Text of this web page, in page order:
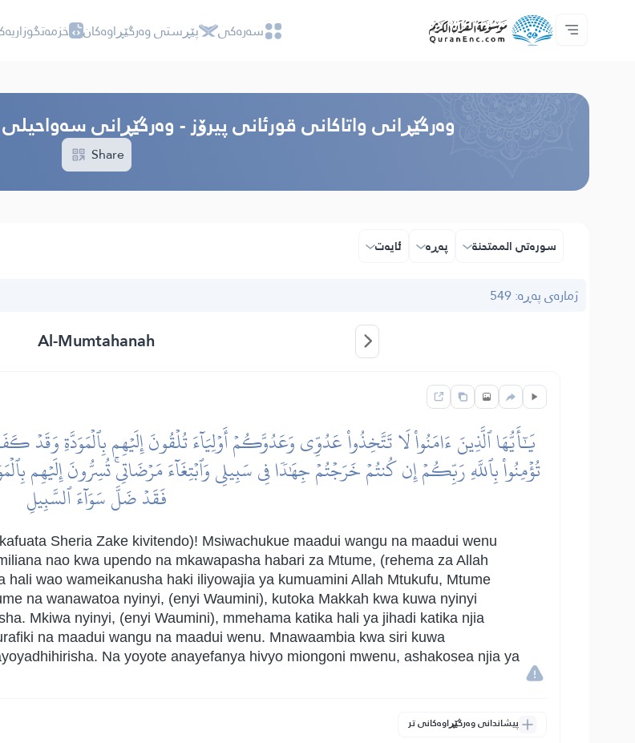
سه‌ره‌كی
پێڕستی وه‌رگێڕاوه‌كان
Audio
خزمەتگوزاریەکانی پەرەپێدەران - API
دەربارەی پرۆژە
په‌یوه‌ندیمان پێوه‌ بكه‌
زمان سه‌ره‌كی پێڕستی وه‌رگێڕاوه‌كان
وه‌رگێڕانی واتاکانی قورئانی پیرۆز - وەرگێڕانی
Share
سوره‌تی الممتحنة پەڕە ئایه‌ت
ژمارەی پەڕە: 549
Al-Mumtahanah
يَٰٓأَيُّهَا ٱلَّذِينَ ءَامَنُواْ لَا تَتَّخِذُواْ عَدُوِّي وَعَدُوَّكُمۡ أَوۡلِيَآءَ تُلۡقُونَ إِلَيۡهِم بِٱلۡمَوَدَّةِ
تُؤۡمِنُواْ بِٱللَّهِ رَبِّكُمۡ إِن كُنتُمۡ خَرَجۡتُمۡ جِهَٰدٗا فِي سَبِيلِي وَٱبۡتِغَآءَ مَرۡضَاتِيۚ تُسِرُّونَ إِلَيۡهِم
فَقَدۡ ضَلَّ سَوَآءَ ٱلسَّبِيلِ
Sheria Zake kivitendo)! Msiwachukue maadui wangu na maadui wenu
nao kwa upendo na mkawapasha habari za Mtume, (rehema za Allah
wao wameikanusha haki iliyowajia ya kumuamini Allah Mtukufu, Mtume
na wanawatoa nyinyi, (enyi Waumini), kutoka Makkah kwa kuwa nyinyi
Mkiwa nyinyi, (enyi Waumini), mmehama katika hali ya jihadi katika njia
na maadui wangu na maadui wenu. Mnawaambia kwa siri kuwa
Na yoyote anayefanya hivyo miongoni mwenu, ashakosea njia ya
پیشاندانی وەرگێڕاوەکانی تر